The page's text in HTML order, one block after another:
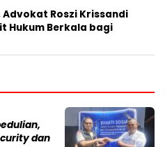
Roszi Krissandi
Hukum Berkala bagi
dan